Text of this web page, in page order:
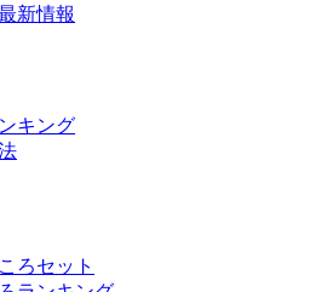
新情報
キング
ろセット